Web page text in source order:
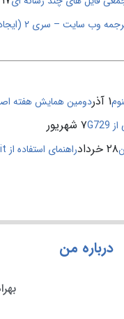
وب سایت – سری ۲ (ایجاد محیط تست)
۱ آذر دومین همایش هفته
۷ شهریور
۲۸ خرداد راهنمای استفاده از poedit
درباره من